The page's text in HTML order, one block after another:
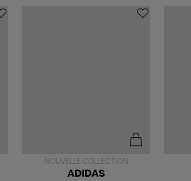
NOUVELLE COLLECTION
ADIDAS